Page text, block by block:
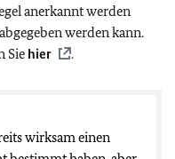
anerkannt werden
werden kann.
Sie hier .
wirksam einen